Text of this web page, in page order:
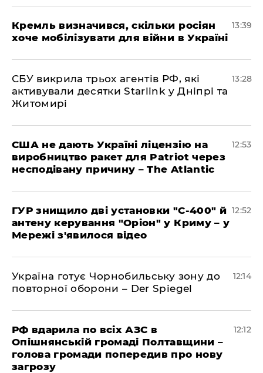
Кремль визначився, скільки росіян
хоче мобілізувати для війни в Україні
13:39
СБУ викрила трьох агентів РФ, які
активували десятки Starlink у Дніпрі та
Житомирі
13:28
США не дають Україні ліцензію на
виробництво ракет для Patriot через
несподівану причину – The Atlantic
12:53
ГУР знищило дві установки "С-400" й
антену керування "Оріон" у Криму – у
Мережі з'явилося відео
12:52
Україна готує Чорнобильську зону до
повторної оборони – Der Spiegel
12:14
РФ вдарила по всіх АЗС в
Опішнянській громаді Полтавщини –
голова громади попередив про нову
загрозу
12:12